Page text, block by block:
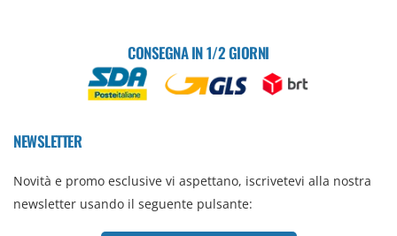
CONSEGNA IN 1/2 GIORNI
NEWSLETTER
Novità e promo esclusive vi aspettano, iscrivetevi alla nostra
newsletter usando il seguente pulsante: